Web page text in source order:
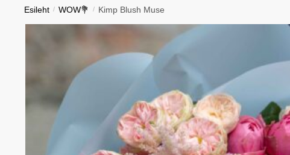
Esileht / WOW💐 / Kimp Blush Muse